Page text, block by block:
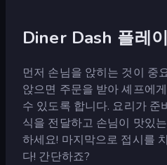
Diner Dash 플레
먼저 손님을 앉히는 것이 중
앉으면 주문을 받아 셰프에
수 있도록 합니다. 요리가 준
식을 전달하고 손님이 맛있
하세요! 마지막으로 접시를
다! 간단하죠?